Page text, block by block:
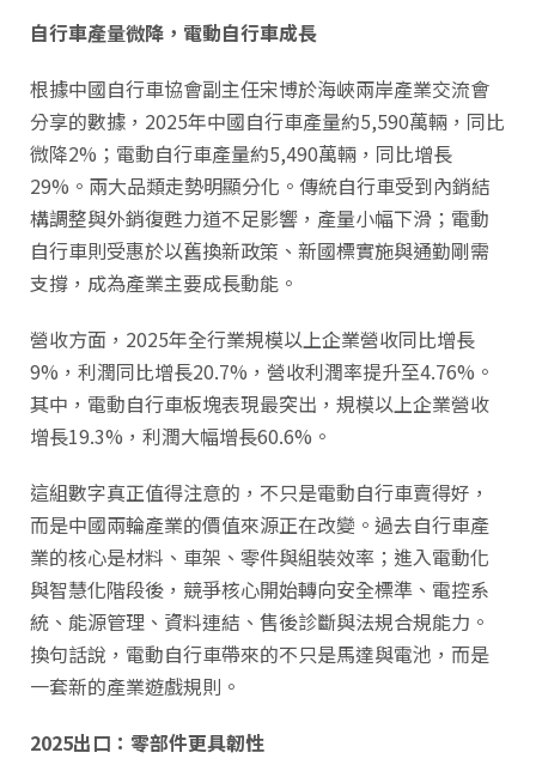
自行車產量微降，電動自行車成長
根據中國自行車協會副主任宋博於海峽兩岸產業交流會
分享的數據，2025年中國自行車產量約5,590萬輛，同比
微降2%；電動自行車產量約5,490萬輛，同比增長
29%。兩大品類走勢明顯分化。傳統自行車受到內銷結
構調整與外銷復甦力道不足影響，產量小幅下滑；電動
自行車則受惠於以舊換新政策、新國標實施與通勤剛需
支撐，成為產業主要成長動能。
營收方面，2025年全行業規模以上企業營收同比增長
9%，利潤同比增長20.7%，營收利潤率提升至4.76%。
其中，電動自行車板塊表現最突出，規模以上企業營收
增長19.3%，利潤大幅增長60.6%。
這組數字真正值得注意的，不只是電動自行車賣得好，
而是中國兩輪產業的價值來源正在改變。過去自行車產
業的核心是材料、車架、零件與組裝效率；進入電動化
與智慧化階段後，競爭核心開始轉向安全標準、電控系
統、能源管理、資料連結、售後診斷與法規合規能力。
換句話說，電動自行車帶來的不只是馬達與電池，而是
一套新的產業遊戲規則。
2025出口：零部件更具韌性